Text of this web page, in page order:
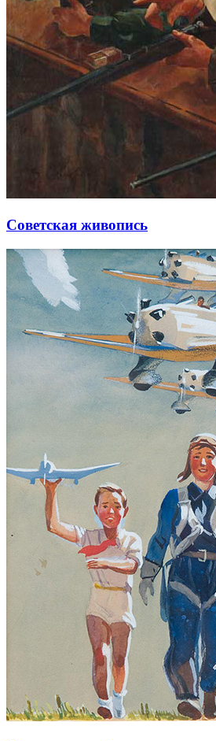
Советская живопись